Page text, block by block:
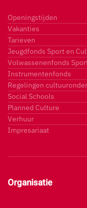
Openingstijden
Vakanties
Tarieven
Jeugdfonds Sport en
Volwassenenfonds
Instrumentenfonds
Regelingen
Social Schools
Planned Culture
Verhuur
Impresariaat
Organisatie